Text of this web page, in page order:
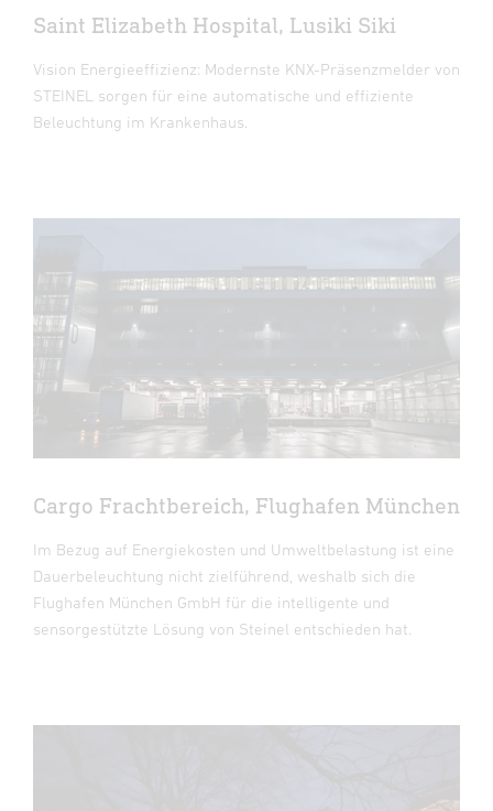
Saint Elizabeth Hospital, Lusiki Siki
Vision Energieeffizienz: Modernste KNX-Präsenzmelder von
STEINEL sorgen für eine automatische und effiziente
Beleuchtung im Krankenhaus.
Cargo Frachtbereich, Flughafen München
Im Bezug auf Energiekosten und Umweltbelastung ist eine
Dauerbeleuchtung nicht zielführend, weshalb sich die
Flughafen München GmbH für die intelligente und
sensorgestützte Lösung von Steinel entschieden hat.